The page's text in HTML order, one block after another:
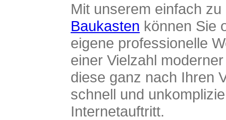
Mit unserem einfach
Baukasten können Sie
eigene professionelle
einer Vielzahl
diese ganz nach Ihren
schnell und
Internetauftritt.